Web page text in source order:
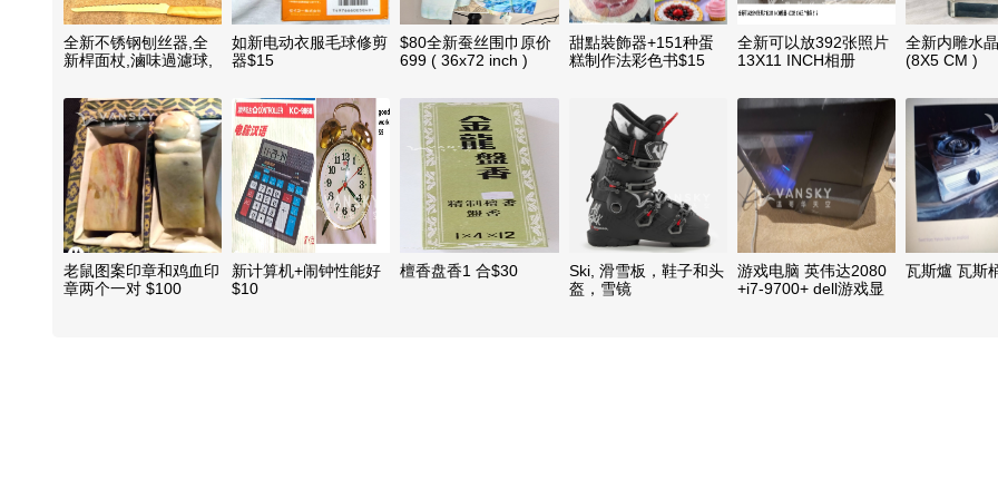
全新不锈钢刨丝器,全
新桿面杖,滷味過濾球,
件$25
如新电动衣服毛球修剪
器$15
$80全新蚕丝围巾原价
699 ( 36x72 inch )
甜點裝飾器+151种蛋
糕制作法彩色书$15
全新可以放392张照片
13X11 INCH相册
$15
全新内雕水
(8X5 CM )
老鼠图案印章和鸡血印
章两个一对 $100
新计算机+闹钟性能好
$10
檀香盘香1 合$30
Ski, 滑雪板，鞋子和头
盔，雪镜
游戏电脑 英伟达2080
+i7-9700+ dell游戏显
瓦斯爐 瓦斯